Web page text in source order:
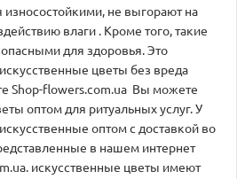
не выгорают на
влаги . Кроме того, такие
для здоровья. Это
цветы без вреда
Shop-flowers.com.ua Вы можете
оптом для ритуальных услуг. У
оптом с доставкой во
в нашем интернет
искусственные цветы имеют